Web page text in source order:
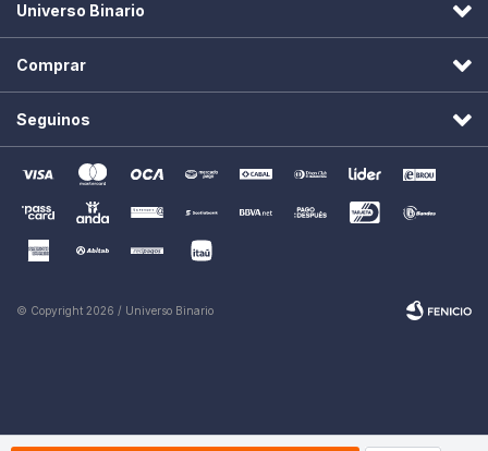
Universo Binario
Comprar
Seguinos
© Copyright 2026 / Universo Binario